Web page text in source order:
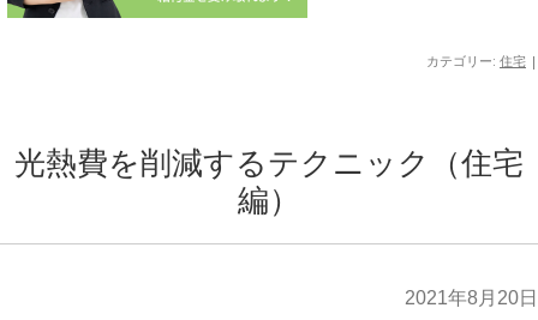
カテゴリー: 住宅 |
光熱費を削減するテクニック（住宅
編）
2021年8月20日